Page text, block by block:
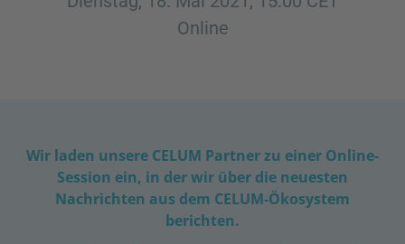
Online
Wir laden unsere CELUM Partner zu einer Online-
Session ein, in der wir über die neuesten
Nachrichten aus dem CELUM-Ökosystem
berichten.